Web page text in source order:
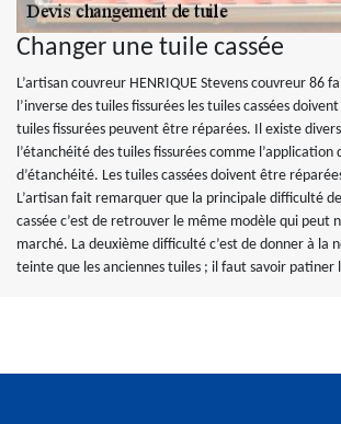
Changer une tuile cassée
L’artisan couvreur HENRIQUE Stevens couvreur 86
l’inverse des tuiles fissurées les tuiles cassées
tuiles fissurées peuvent être réparées. Il existe
l’étanchéité des tuiles fissurées comme l’application
d’étanchéité. Les tuiles cassées doivent être
L’artisan fait remarquer que la principale difficulté
cassée c’est de retrouver le même modèle qui peut
marché. La deuxième difficulté c’est de donner à la
teinte que les anciennes tuiles ; il faut savoir patiner